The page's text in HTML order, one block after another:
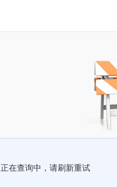
正在查询中，请刷新重试